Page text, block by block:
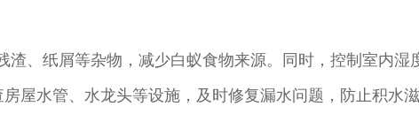
、纸屑等杂物，减少白蚁食物来源。同时，控制室内湿
屋水管、水龙头等设施，及时修复漏水问题，防止积水滋